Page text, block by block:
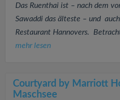
Das Ruenthai ist – nach dem
Sawaddi das älteste – und
Restaurant Hannovers.
mehr lesen
Courtyard by Marriott
Maschsee